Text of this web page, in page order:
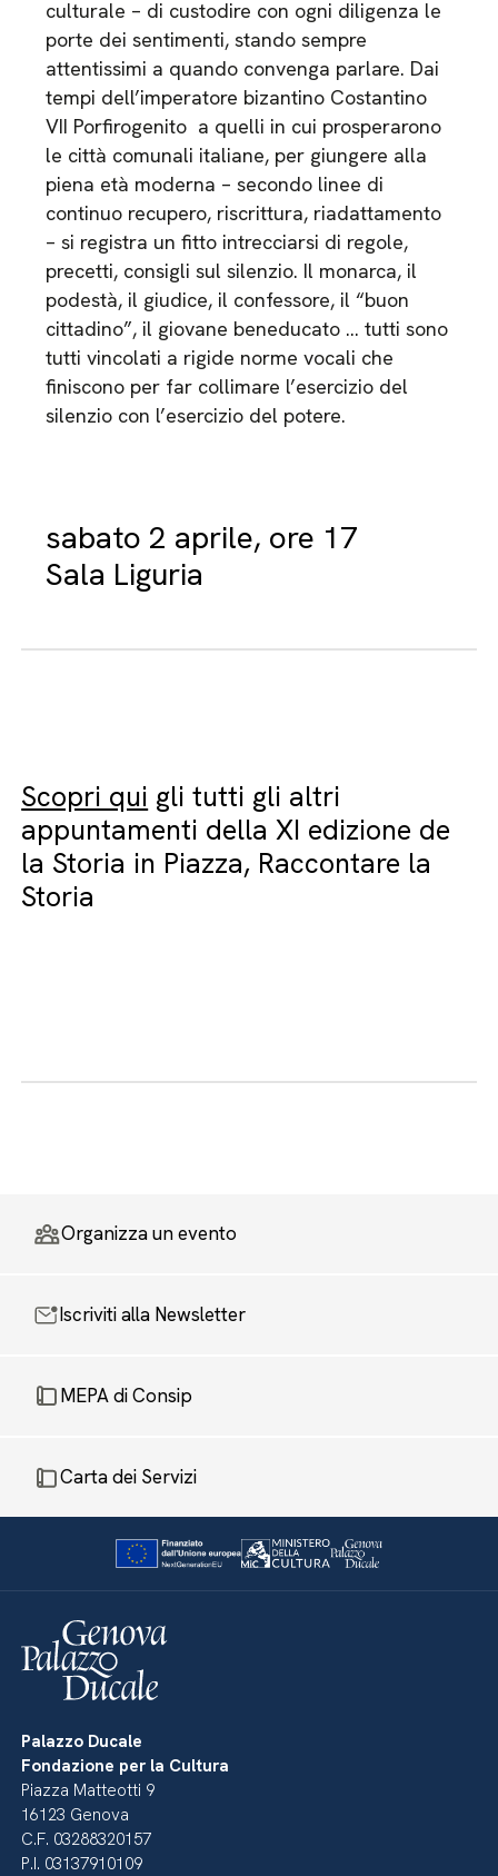
culturale – di custodire con ogni diligenza le
porte dei sentimenti, stando sempre
attentissimi a quando convenga parlare. Dai
tempi dell’imperatore bizantino Costantino
VII Porfirogenito a quelli in cui prosperarono
le città comunali italiane, per giungere alla
piena età moderna – secondo linee di
continuo recupero, riscrittura, riadattamento
– si registra un fitto intrecciarsi di regole,
precetti, consigli sul silenzio. Il monarca, il
podestà, il giudice, il confessore, il “buon
cittadino”, il giovane beneducato … tutti sono
tutti vincolati a rigide norme vocali che
finiscono per far collimare l’esercizio del
silenzio con l’esercizio del potere.
sabato 2 aprile, ore 17
Sala Liguria
Scopri qui gli tutti gli altri
appuntamenti della XI edizione de
la Storia in Piazza, Raccontare la
Storia
Organizza un evento
Iscriviti alla Newsletter
MEPA di Consip
Carta dei Servizi
Palazzo Ducale
Fondazione per la Cultura
Piazza Matteotti 9
16123 Genova
C.F. 03288320157
P.I. 03137910109